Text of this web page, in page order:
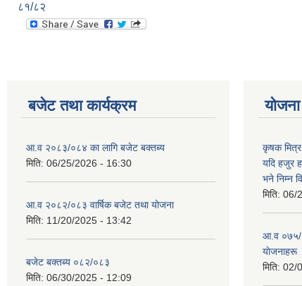
८१/८२
बजेट तथा कार्यक्रम
आ.व २०८३/०८४ का लागि बजेट बक्तब्य
मिति: 06/25/2026 - 16:30
आ.व २०८२/०८३ वार्षिक बजेट तथा योजना
मिति: 11/20/2025 - 13:42
बजेट बक्तब्य ०८२/०८३
मिति: 06/30/2025 - 12:09
कृषक
यदि हजुर
भने निम्न
मिति: 06/
आ‍.व ०७५/
याेजनाहरू
मिति: 02/